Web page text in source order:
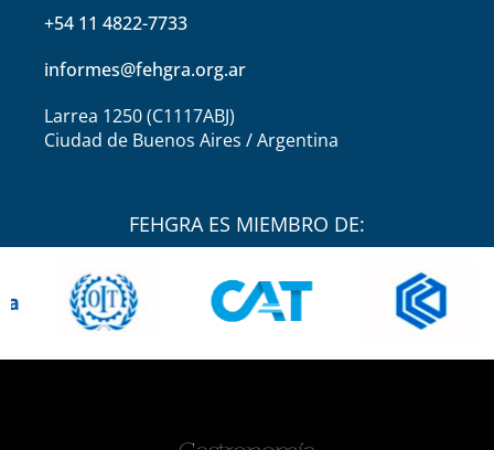
+54 11 4822-7733
informes@fehgra.org.ar
Larrea 1250 (C1117ABJ)
Ciudad de Buenos Aires / Argentina
FEHGRA ES MIEMBRO DE: